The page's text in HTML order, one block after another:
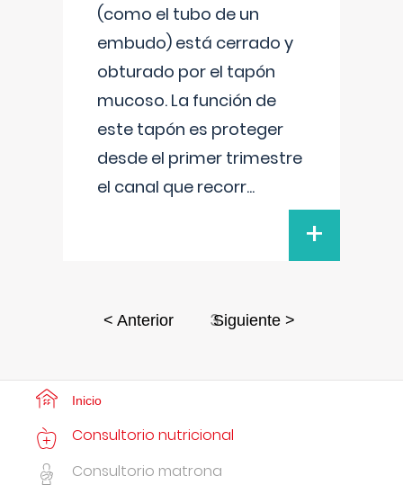
(como el tubo de un
embudo) está cerrado y
obturado por el tapón
mucoso. La función de
este tapón es proteger
desde el primer trimestre
el canal que recorr...
+
< Anterior 3Siguiente >
Inicio
Consultorio nutricional
Consultorio matrona